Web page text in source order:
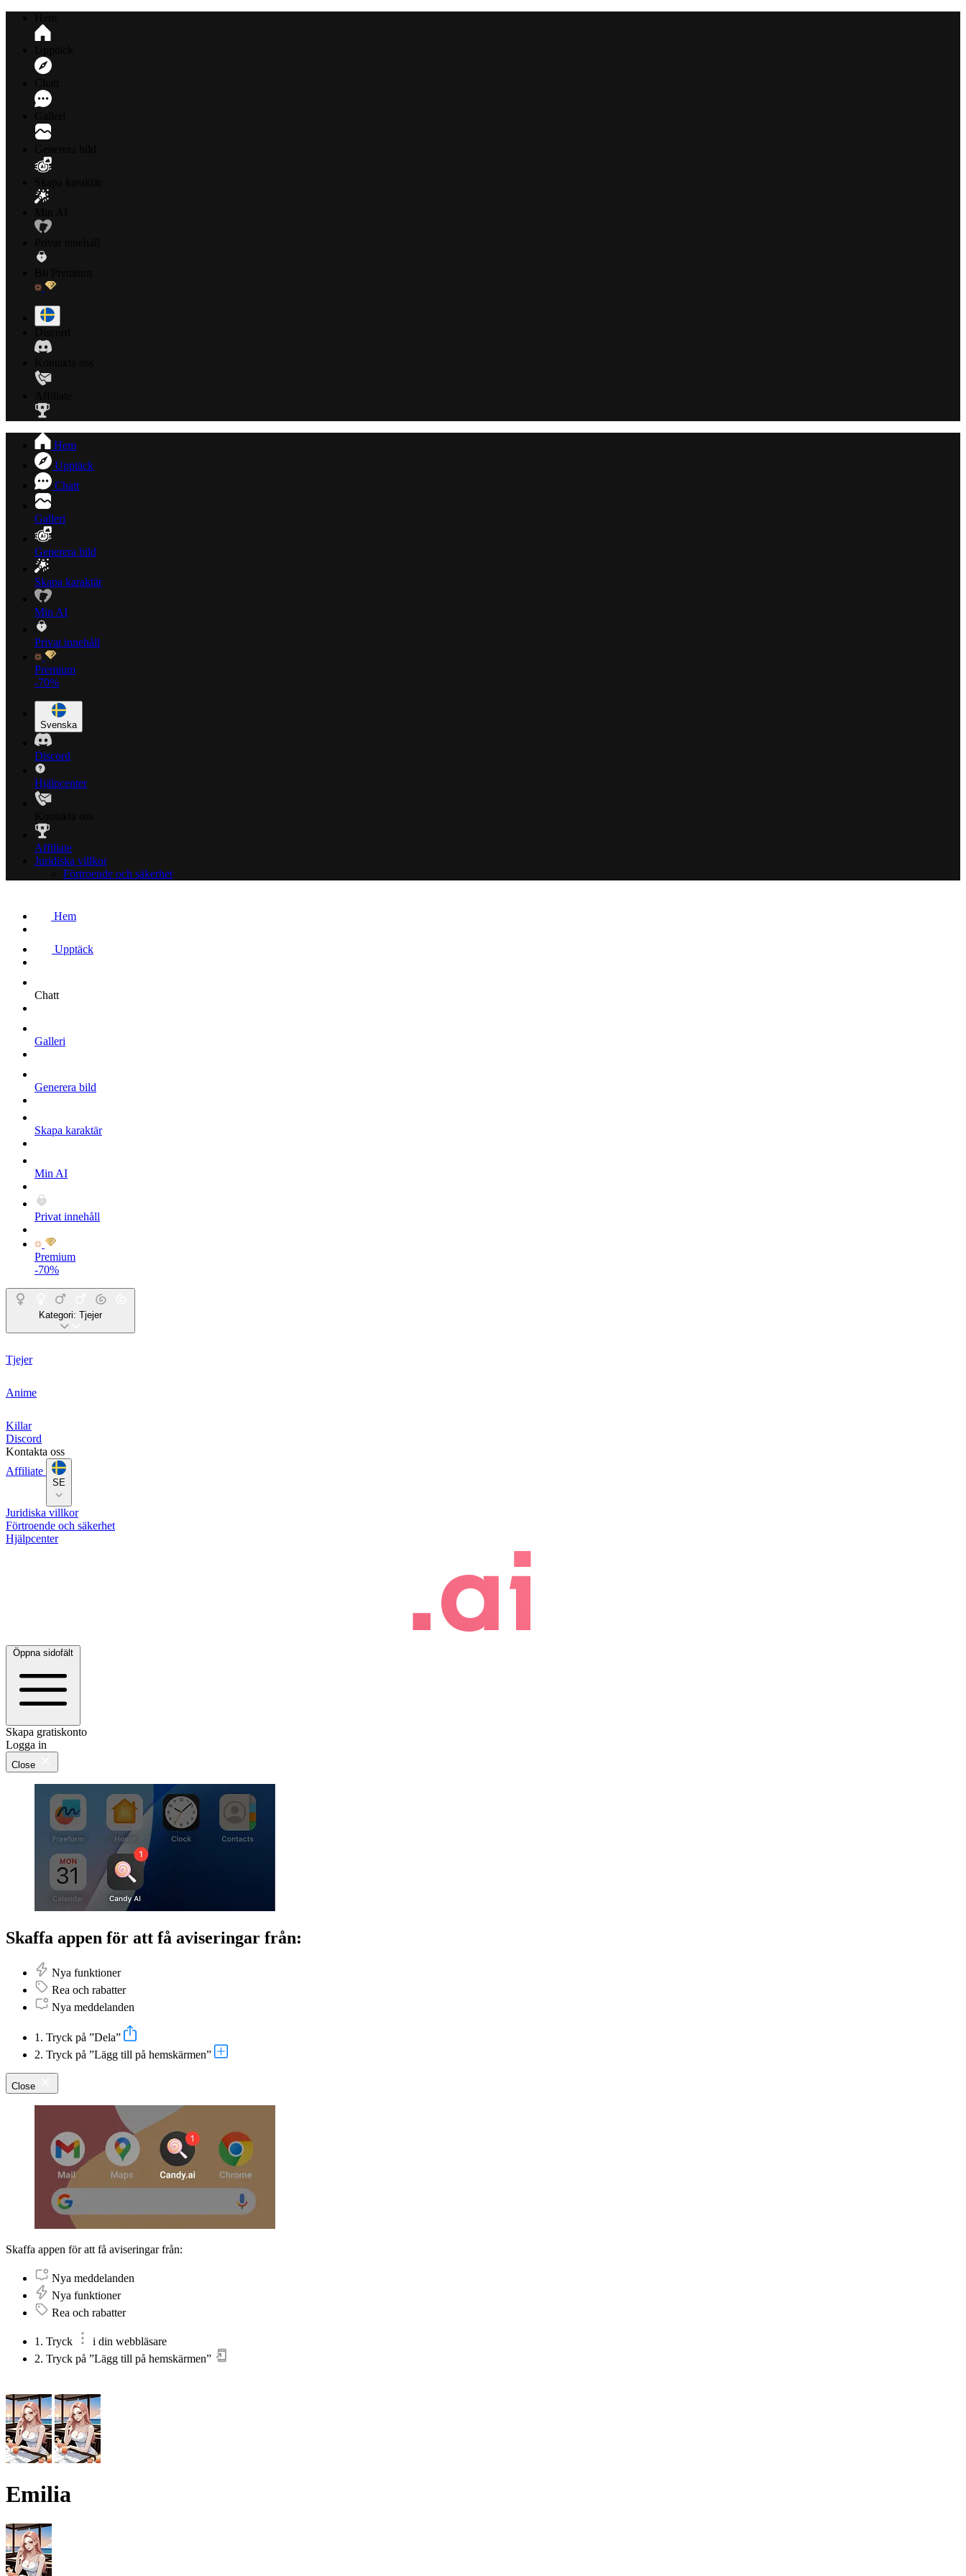
Hem
Upptäck
Chatt
Galleri
Generera bild
Skapa karaktär
Min AI
Privat innehåll
Premium
-70%
Svenska
Discord
Hjälpcenter
Affiliate
Juridiska villkor
Förtroende och säkerhet
Hem
Upptäck
Chatt
Galleri
Generera bild
Skapa karaktär
Min AI
Privat innehåll
Premium
-70%
Kategori: Tjejer
Tjejer
Anime
Killar
Discord
Kontakta oss
Affiliate
SE
Juridiska villkor
Förtroende och säkerhet
Hjälpcenter
Öppna sidofält
Skapa gratiskonto
Logga in
Close
Skaffa appen för att få aviseringar från:
Nya funktioner
Rea och rabatter
Nya meddelanden
1. Tryck på ”Dela”
2. Tryck på ”Lägg till på hemskärmen”
Close
Skaffa appen för att få aviseringar från:
Nya meddelanden
Nya funktioner
Rea och rabatter
1. Tryck
i din webbläsare
2. Tryck på ”Lägg till på hemskärmen”
Emilia